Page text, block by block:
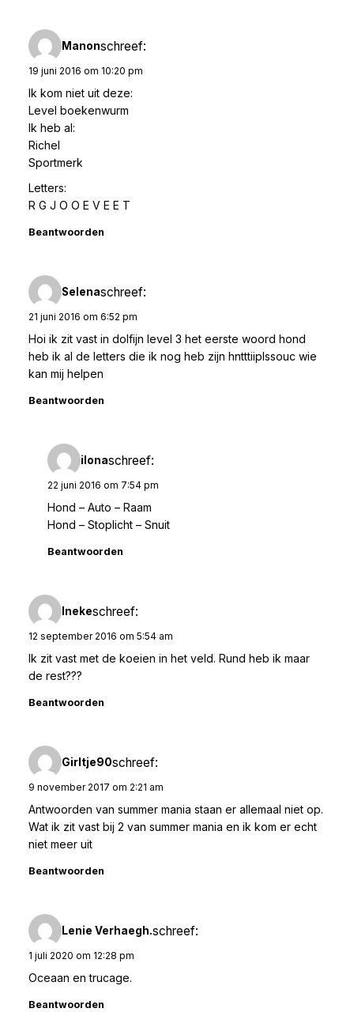
Manonschreef:
19 juni 2016 om 10:20 pm
Ik kom niet uit deze:
Level boekenwurm
Ik heb al:
Richel
Sportmerk
Letters:
R G J O O E V E E T
Beantwoorden
Selenaschreef:
21 juni 2016 om 6:52 pm
Hoi ik zit vast in dolfijn level 3 het eerste woord hond
heb ik al de letters die ik nog heb zijn hntttiiplssouc wie
kan mij helpen
Beantwoorden
ilonaschreef:
22 juni 2016 om 7:54 pm
Hond – Auto – Raam
Hond – Stoplicht – Snuit
Beantwoorden
Inekeschreef:
12 september 2016 om 5:54 am
Ik zit vast met de koeien in het veld. Rund heb ik maar
de rest???
Beantwoorden
Girltje90schreef:
9 november 2017 om 2:21 am
Antwoorden van summer mania staan er allemaal niet op.
Wat ik zit vast bij 2 van summer mania en ik kom er echt
niet meer uit
Beantwoorden
Lenie Verhaegh.schreef:
1 juli 2020 om 12:28 pm
Oceaan en trucage.
Beantwoorden